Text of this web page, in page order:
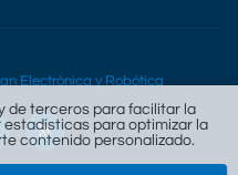
Electrónica y Robótica
de terceros para facilitar la
para optimizar la
contenido personalizado.